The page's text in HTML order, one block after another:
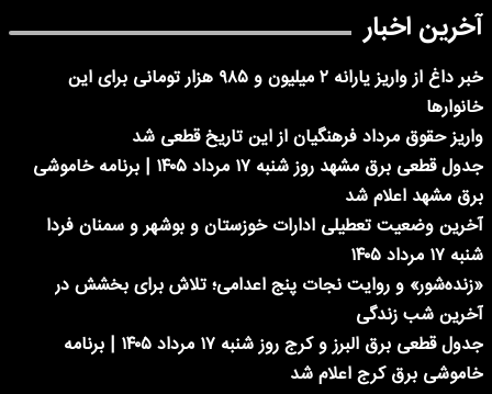
آخرین اخبار
خبر داغ از واریز یارانه ۲ میلیون و ۹۸۵ هزار تومانی برای این
خانوارها
واریز حقوق مرداد فرهنگیان از این تاریخ قطعی شد
جدول قطعی برق مشهد روز شنبه ۱۷ مرداد ۱۴۰۵ | برنامه خاموشی
برق مشهد اعلام شد
آخرین وضعیت تعطیلی ادارات خوزستان و بوشهر و سمنان فردا
شنبه ۱۷ مرداد ۱۴۰۵
«زنده‌شور» و روایت نجات پنج اعدامی؛ تلاش برای بخشش در
آخرین شب زندگی
جدول قطعی برق البرز و کرج روز شنبه ۱۷ مرداد ۱۴۰۵ | برنامه
خاموشی برق کرج اعلام شد